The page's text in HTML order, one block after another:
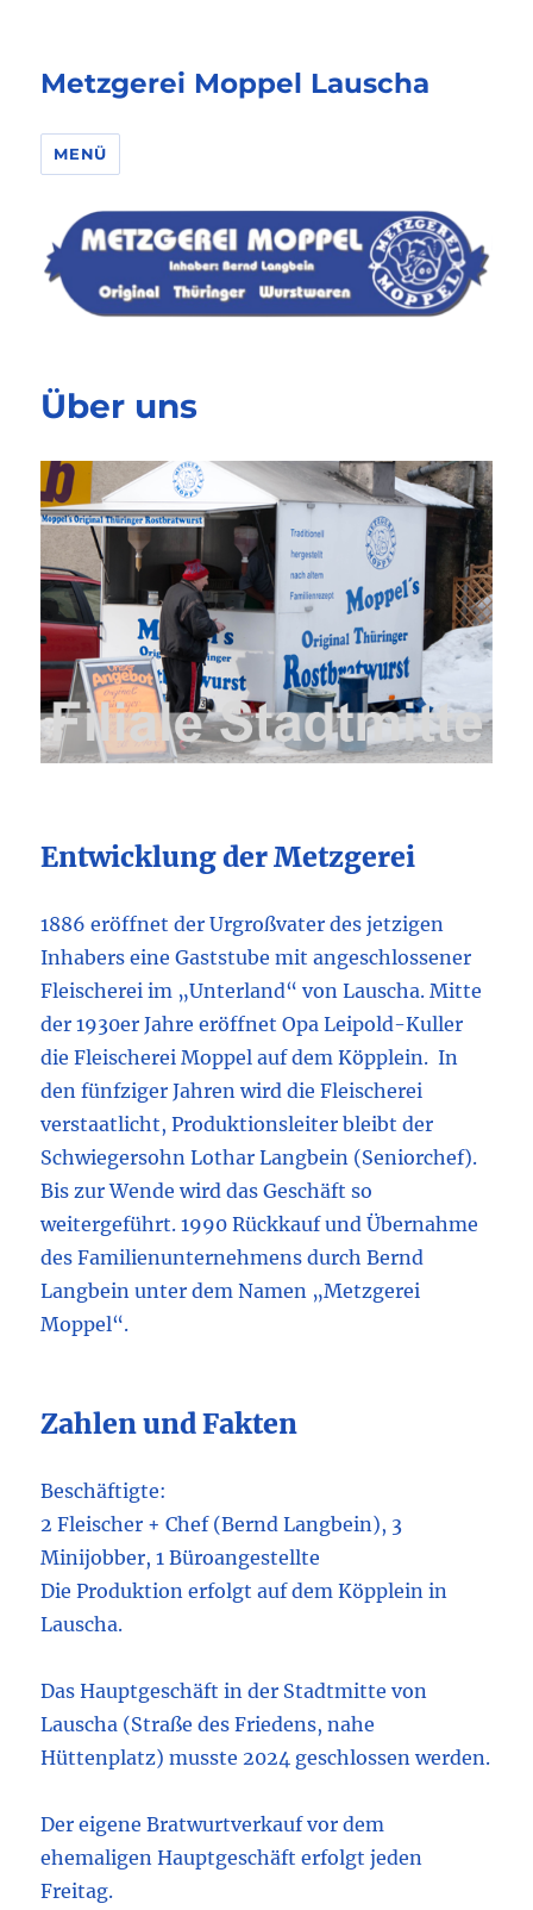
Metzgerei Moppel Lauscha
MENÜ
Über uns
Entwicklung der Metzgerei
1886 eröffnet der Urgroßvater des jetzigen
Inhabers eine Gaststube mit angeschlossener
Fleischerei im „Unterland“ von Lauscha. Mitte
der 1930er Jahre eröffnet Opa Leipold-Kuller
die Fleischerei Moppel auf dem Köpplein. In
den fünfziger Jahren wird die Fleischerei
verstaatlicht, Produktionsleiter bleibt der
Schwiegersohn Lothar Langbein (Seniorchef).
Bis zur Wende wird das Geschäft so
weitergeführt. 1990 Rückkauf und Übernahme
des Familienunternehmens durch Bernd
Langbein unter dem Namen „Metzgerei
Moppel“.
Zahlen und Fakten
Beschäftigte:
2 Fleischer + Chef (Bernd Langbein), 3
Minijobber, 1 Büroangestellte
Die Produktion erfolgt auf dem Köpplein in
Lauscha.
Das Hauptgeschäft in der Stadtmitte von
Lauscha (Straße des Friedens, nahe
Hüttenplatz) musste 2024 geschlossen werden.
Der eigene Bratwurtverkauf vor dem
ehemaligen Hauptgeschäft erfolgt jeden
Freitag.